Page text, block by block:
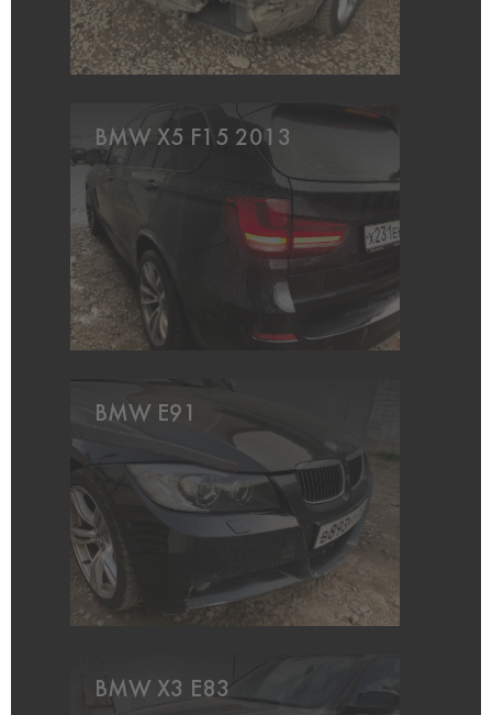
BMW X5 F15 2013
BMW E91
BMW X3 E83